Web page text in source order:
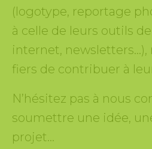
(logotype, reportage
à celle de leurs outils
internet, newsletters…),
fiers de contribuer à
N’hésitez pas à nous
soumettre une idée,
projet…